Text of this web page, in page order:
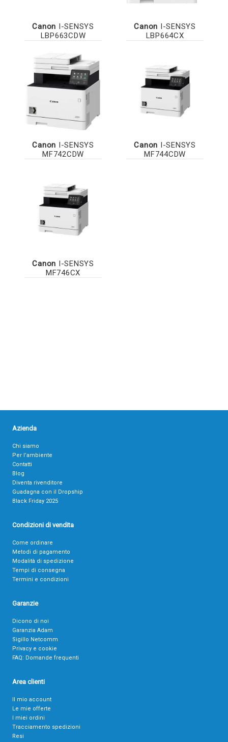
Canon I-SENSYS
LBP663CDW
Canon I-SENSYS
LBP664CX
Canon I-SENSYS
MF742CDW
Canon I-SENSYS
MF744CDW
Canon I-SENSYS
MF746CX
Azienda
Chi siamo
Per l’ambiente
Contatti
Blog
Diventa rivenditore
Guadagna con il Dropship
Black Friday 2025
Condizioni di vendita
Come ordinare
Metodi di pagamento
Modalità di spedizione
Tempi di consegna
Termini e condizioni
Garanzie
Dicono di noi
Garanzia Adam
Sigillo Netcomm
Privacy e cookie
FAQ: Domande frequenti
Area clienti
Il mio account
Le mie offerte
I miei ordini
Tracciamento spedizioni
Resi